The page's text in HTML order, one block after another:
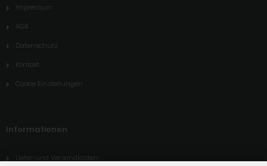
Impressum
AGB
Datenschutz
Kontakt
Cookie Einstellungen
Informationen
Liefer-und Versandkosten